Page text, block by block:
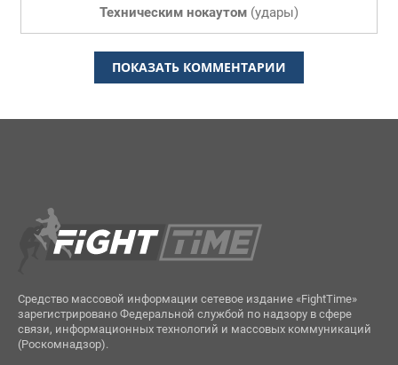
Техническим нокаутом(удары)
ПОКАЗАТЬ КОММЕНТАРИИ
Средство массовой информации сетевое издание «FightTime»
зарегистрировано Федеральной службой по надзору в сфере
связи, информационных технологий и массовых коммуникаций
(Роскомнадзор).